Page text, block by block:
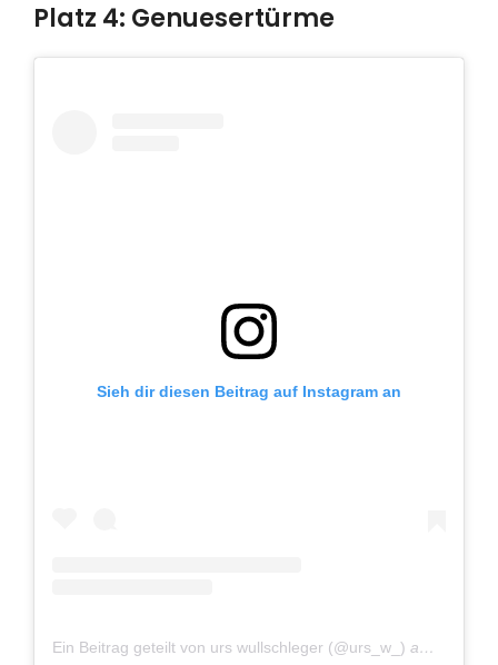
Platz 4: Genuesertürme
Sieh dir diesen Beitrag auf Instagram an
Ein Beitrag geteilt von urs wullschleger (@urs_w_) am